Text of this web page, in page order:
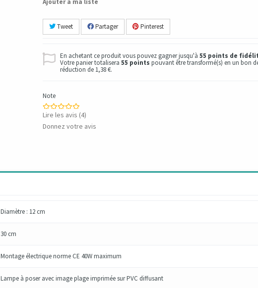
Ajouter à ma liste
Tweet Partager Pinterest
En achetant ce produit vous pouvez gagner jusqu'à55 points de
Votre panier totalisera55 points pouvant être transformé(s) en un bon
réduction de 1,38 €.
Note
Lire les avis (4)
Donnez votre avis
Diamètre : 12 cm
30 cm
Montage électrique norme CE 40W maximum
Lampe à poser avec image plage imprimée sur PVC diffusant